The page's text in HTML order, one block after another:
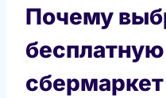
Почему
сбермаркет